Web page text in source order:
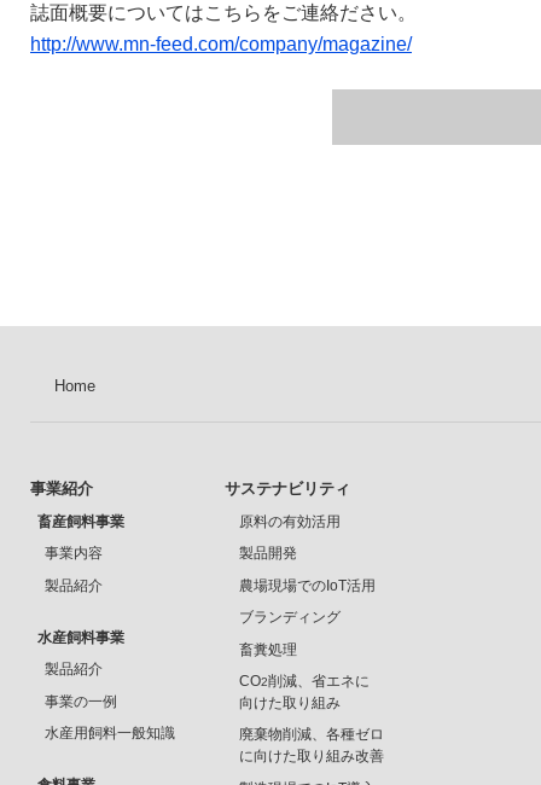
誌面概要についてはこちらをご連絡ださい。
http://www.mn-feed.com/company/magazine/
Home
事業紹介
畜産飼料事業
事業内容
製品紹介
水産飼料事業
製品紹介
事業の一例
水産用飼料一般知識
サステナビリティ
原料の有効活用
製品開発
農場現場でのIoT活用
ブランディング
畜糞処理
CO2削減、省エネに
向けた取り組み
廃棄物削減、各種ゼロ
に向けた取り組み改善